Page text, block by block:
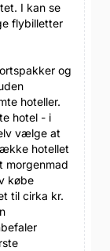
I kan se
flybilletter
og
hoteller.
hotel - i
vælge at
hotellet
morgenmad
købe
til cirka kr.